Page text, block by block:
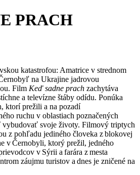
PRACH
katastrofou: Amatrice v strednom
na Ukrajine jadrovou
Film Keď sadne prach zachytáva
a televízne štáby odídu. Ponúka
ktorí prežili a na pozadí
ruchu v oblastiach poznačených
vybudovať svoje životy. Filmový triptych
z pohľadu jediného človeka z blokovej
v Černobyli, ktorý prežil, jedného
v Sýrii a farára z mesta
záujmu turistov a dnes je zničené na